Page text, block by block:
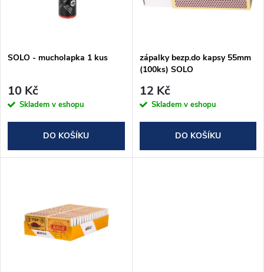
p
r
o
d
s
p
r
SOLO - mucholapka 1 kus
10 Kč
Skladem v eshopu
DO KOŠÍKU
zápalky bezp.do kapsy 55mm
(100ks) SOLO
12 Kč
Skladem v eshopu
DO KOŠÍKU